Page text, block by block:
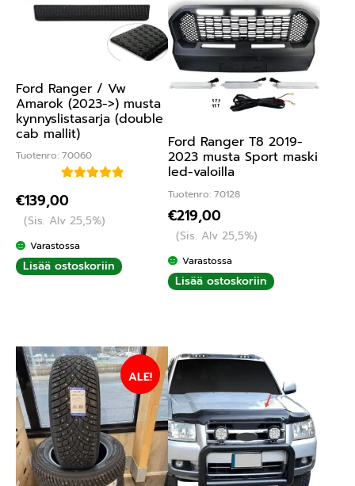
Ford Ranger / Vw
Amarok (2023->) musta
kynnyslistasarja (double
cab mallit)
Tuotenro: 70060
5.00/ 5
€139,00
(Sis. Alv 25,5%)
Varastossa
Lisää ostoskoriin
Ford Ranger T8 2019-
2023 musta Sport maski
led-valoilla
Tuotenro: 70128
€219,00
(Sis. Alv 25,5%)
Varastossa
Lisää ostoskoriin
ALE!